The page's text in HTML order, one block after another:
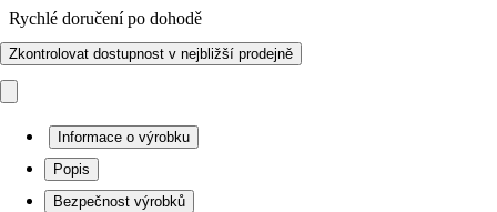
Rychlé doručení po dohodě
Zkontrolovat dostupnost v nejbližší prodejně
Informace o výrobku
Popis
Bezpečnost výrobků